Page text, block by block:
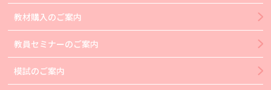
教材購入のご案内
教員セミナーのご案内
模試のご案内